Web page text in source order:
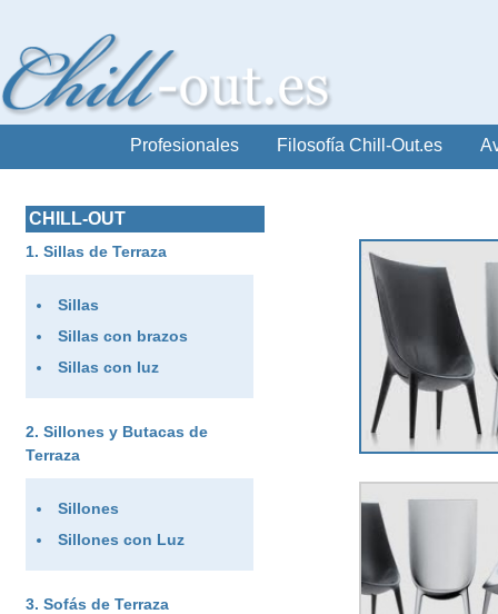
Profesionales Filosofía Chill-Out.es
CHILL-OUT
Sillas de Terraza
Sillas
Sillas con brazos
Sillas con luz
Sillones y Butacas de
Terraza
Sillones
Sillones con Luz
Sofás de Terraza